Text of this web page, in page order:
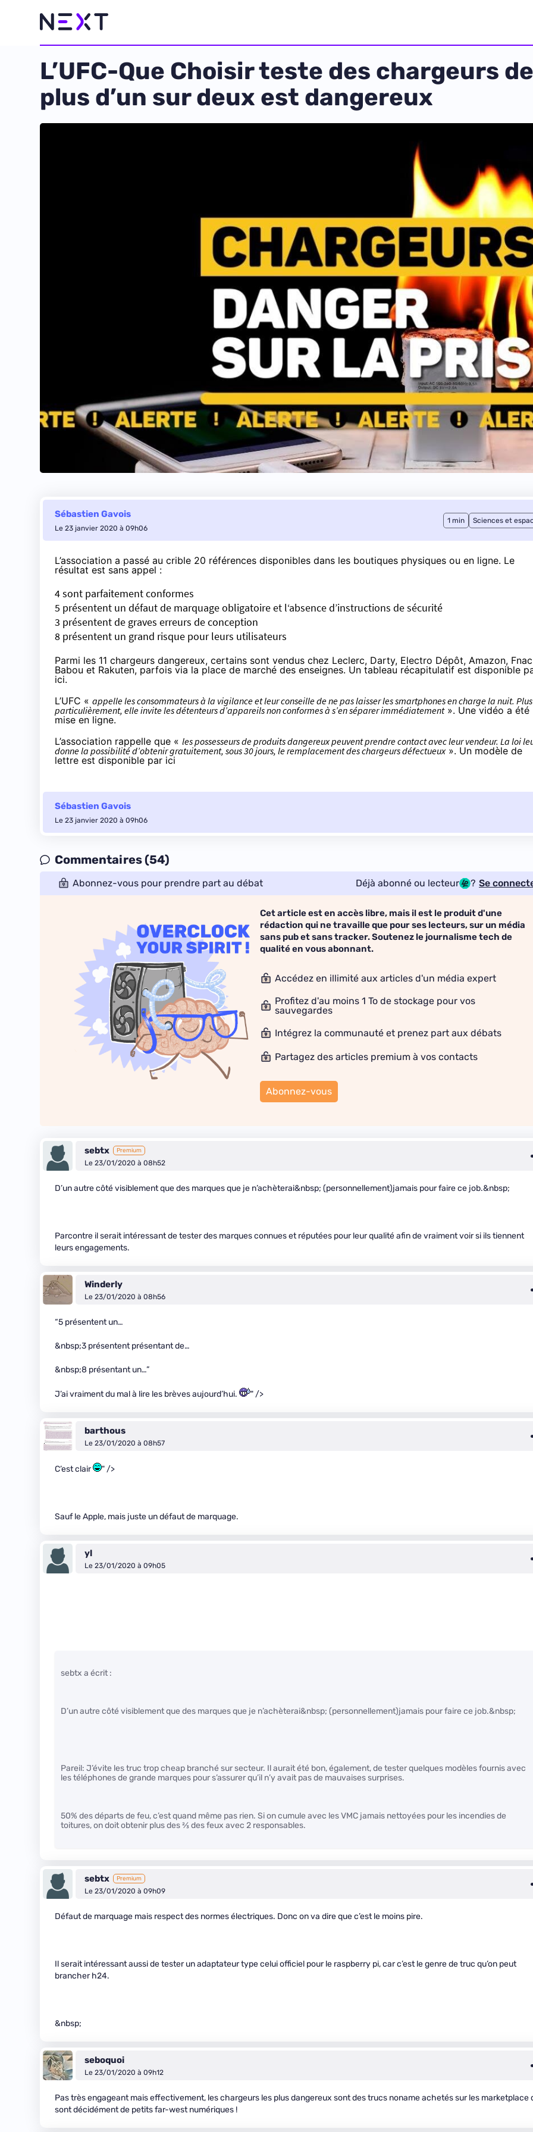
L’UFC-Que Choisir teste des chargeurs
plus d’un sur deux est dangereux
Sébastien Gavois
Le 23 janvier 2020 à 09h06
1 min Sciences et
L’association a passé au crible 20 références disponibles dans les boutiques physiques ou en ligne. Le
résultat est sans appel :
4 sont parfaitement conformes
5 présentent un défaut de marquage obligatoire et l‘absence d’instructions de sécurité
3 présentent de graves erreurs de conception
8 présentent un grand risque pour leurs utilisateurs
Parmi les 11 chargeurs dangereux, certains sont vendus chez Leclerc, Darty, Electro Dépôt, Amazon,
Babou et Rakuten, parfois via la place de marché des enseignes. Un tableau récapitulatif est disponible
ici.
L’UFC « appelle les consommateurs à la vigilance et leur conseille de ne pas laisser les smartphones en charge la nuit. Plus
particulièrement, elle invite les détenteurs d’appareils non conformes à s’en séparer immédiatement». Une vidéo a été
mise en ligne.
L’association rappelle que « les possesseurs de produits dangereux peuvent prendre contact avec leur vendeur. La loi
donne la possibilité d’obtenir gratuitement, sous 30 jours, le remplacement des chargeurs défectueux». Un modèle de
lettre est disponible par ici
Sébastien Gavois
Le 23 janvier 2020 à 09h06
Commentaires (54)
Abonnez-vous pour prendre part au débat Déjà abonné ou lecteur ? Se
Cet article est en accès libre, mais il est le produit d'une
rédaction qui ne travaille que pour ses lecteurs, sur un média
sans pub et sans tracker. Soutenez le journalisme tech de
qualité en vous abonnant.
Accédez en illimité aux articles d'un média expert
Profitez d'au moins 1 To de stockage pour vos
sauvegardes
Intégrez la communauté et prenez part aux débats
Partagez des articles premium à vos contacts
Abonnez-vous
sebtx Premium
Le 23/01/2020 à 08h52
D’un autre côté visiblement que des marques que je n’achèterai&nbsp; (personnellement)jamais pour faire ce job.&nbsp;
Parcontre il serait intéressant de tester des marques connues et réputées pour leur qualité afin de vraiment voir si ils tiennent
leurs engagements.
Winderly
Le 23/01/2020 à 08h56
“5 présentent un…
&nbsp;3 présentent présentant de…
&nbsp;8 présentant un…”
J’ai vraiment du mal à lire les brèves aujourd’hui. " />
barthous
Le 23/01/2020 à 08h57
C’est clair " />
Sauf le Apple, mais juste un défaut de marquage.
yl
Le 23/01/2020 à 09h05
sebtx a écrit :
D’un autre côté visiblement que des marques que je n’achèterai&nbsp; (personnellement)jamais pour faire ce job.&nbsp;
Pareil: J’évite les truc trop cheap branché sur secteur. Il aurait été bon, également, de tester quelques modèles fournis avec
les téléphones de grande marques pour s’assurer qu’il n’y avait pas de mauvaises surprises.
50% des départs de feu, c’est quand même pas rien. Si on cumule avec les VMC jamais nettoyées pour les incendies de
toitures, on doit obtenir plus des2⁄3des feux avec 2 responsables.
sebtx Premium
Le 23/01/2020 à 09h09
Défaut de marquage mais respect des normes électriques. Donc on va dire que c’est le moins pire.
Il serait intéressant aussi de tester un adaptateur type celui officiel pour le raspberry pi, car c’est le genre de truc qu’on peut
brancher h24.
&nbsp;
seboquoi
Le 23/01/2020 à 09h12
Pas très engageant mais effectivement, les chargeurs les plus dangereux sont des trucs noname achetés sur les marketplace
sont décidément de petits far-west numériques !